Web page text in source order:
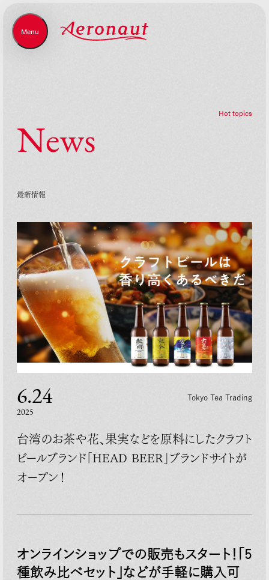
Menu
News
最新情報
Hottopics
6.24
2025
Tokyo Tea Trading
台湾のお茶や花、果実などを原料にしたクラフト
ビールブランド「HEAD BEER」ブランドサイトが
オープン！
オンラインショップでの販売もスタート！「5
種飲み⽐べセット」などが⼿軽に購⼊可